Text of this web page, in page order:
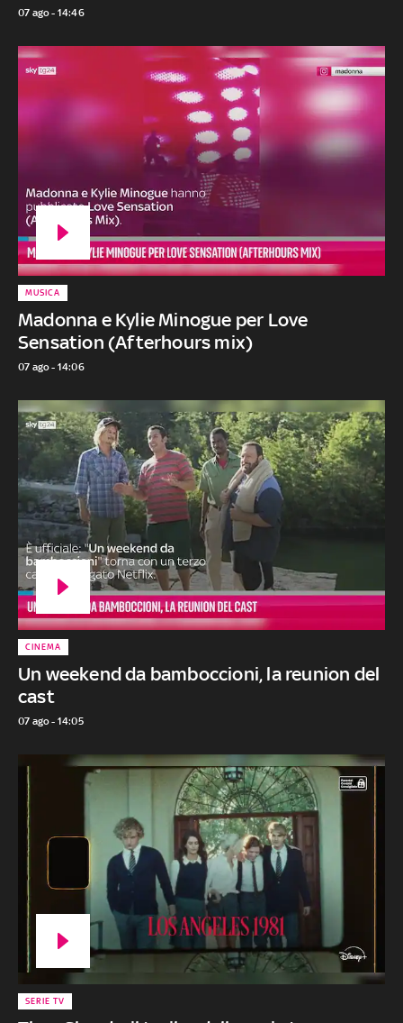
07 ago - 14:46
Madonna e Kylie Minogue per Love
Sensation (Afterhours mix)
MUSICA
07 ago - 14:06
Un weekend da bamboccioni, la reunion del
cast
CINEMA
07 ago - 14:05
SERIE TV